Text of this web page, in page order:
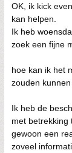
OK, ik kick
kan helpen.
Ik heb
zoek een fijne
hoe kan ik het
zouden
Ik heb de
met betrekking
gewoon een
zoveel